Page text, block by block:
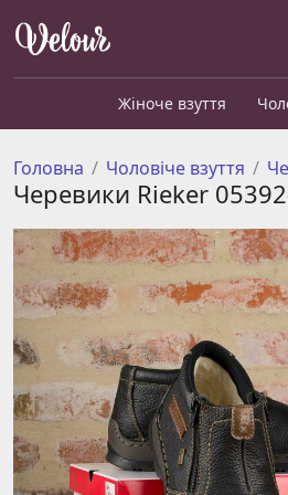
Жіноче взуття
Головна Чоловіче взуття
Черевики Rieker